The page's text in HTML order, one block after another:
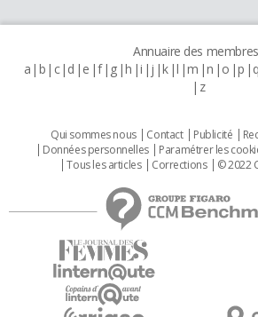
Annuaire des
a b c d e f g h i j k l m n o p q
z
Qui sommes nous Contact Publicité
Données personnelles
Paramétrer les
Tous les articles
Corrections © 2022